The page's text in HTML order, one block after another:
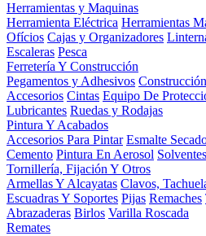
Herramientas y Maquinas
Herramienta Eléctrica Herramientas
Ofícios Cajas y Organizadores
Escaleras Pesca
Ferretería Y Construcción
Pegamentos y Adhesivos Construcción
Accesorios Cintas Equipo De
Lubricantes Ruedas y Rodajas
Pintura Y Acabados
Accesorios Para Pintar Esmalte
Cemento Pintura En Aerosol
Tornillería, Fijación Y Otros
Armellas Y Alcayatas Clavos,
Escuadras Y Soportes Pijas Remaches
Abrazaderas Birlos Varilla Roscada
Remates